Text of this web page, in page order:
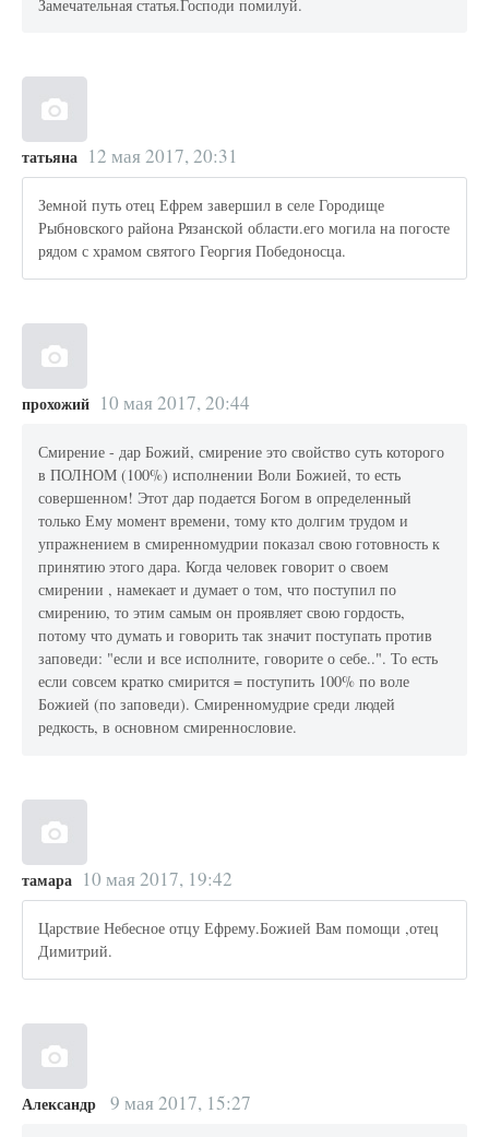
Замечательная статья.Господи помилуй.
татьяна 12 мая 2017, 20:31
Земной путь отец Ефрем завершил в селе Городище
Рыбновского района Рязанской области.его могила на погосте
рядом с храмом святого Георгия Победоносца.
прохожий 10 мая 2017, 20:44
Смирение - дар Божий, смирение это свойство суть которого
в ПОЛНОМ (100%) исполнении Воли Божией, то есть
совершенном! Этот дар подается Богом в определенный
только Ему момент времени, тому кто долгим трудом и
упражнением в смиренномудрии показал свою готовность к
принятию этого дара. Когда человек говорит о своем
смирении , намекает и думает о том, что поступил по
смирению, то этим самым он проявляет свою гордость,
потому что думать и говорить так значит поступать против
заповеди: "если и все исполните, говорите о себе..". То есть
если совсем кратко смирится = поступить 100% по воле
Божией (по заповеди). Смиренномудрие среди людей
редкость, в основном смиреннословие.
тамара 10 мая 2017, 19:42
Царствие Небесное отцу Ефрему.Божией Вам помощи ,отец
Димитрий.
Александр 9 мая 2017, 15:27